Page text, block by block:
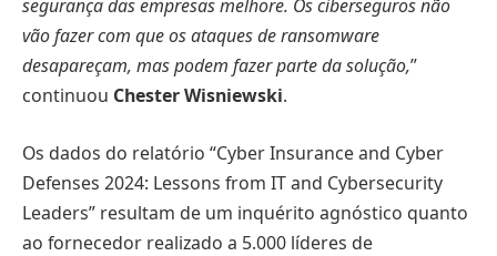
segurança das empresas melhore. Os ciberseguros não
vão fazer com que os ataques de ransomware
desapareçam, mas podem fazer parte da solução,”
continuou Chester Wisniewski.
Os dados do relatório “Cyber Insurance and Cyber
Defenses 2024: Lessons from IT and Cybersecurity
Leaders” resultam de um inquérito agnóstico quanto
ao fornecedor realizado a 5.000 líderes de